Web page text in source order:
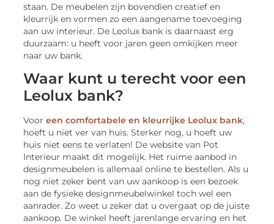
staan. De meubelen zijn bovendien creatief en
kleurrijk en vormen zo een aangename toevoeging
aan uw interieur. De Leolux bank is daarnaast erg
duurzaam: u heeft voor jaren geen omkijken meer
naar uw bank.
Waar kunt u terecht voor een
Leolux bank?
Vooreen comfortabele en kleurrijke Leolux bank,
hoeft u niet ver van huis. Sterker nog, u hoeft uw
huis niet eens te verlaten! De website van Pot
Interieur maakt dit mogelijk. Het ruime aanbod in
designmeubelen is allemaal online te bestellen. Als u
nog niet zeker bent van uw aankoop is een bezoek
aan de fysieke designmeubelwinkel toch wel een
aanrader. Zo weet u zeker dat u overgaat op de juiste
aankoop. De winkel heeft jarenlange ervaring en het